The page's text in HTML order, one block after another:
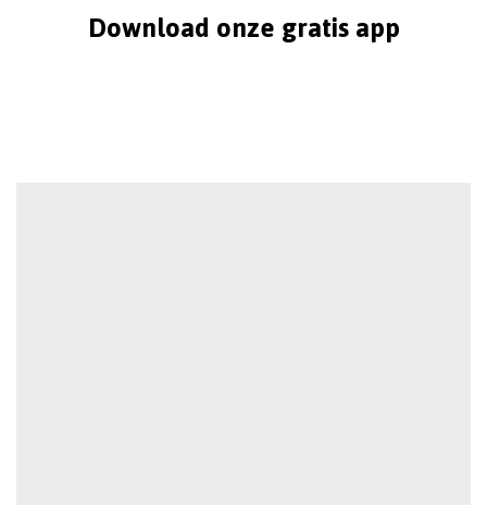
Download onze gratis app